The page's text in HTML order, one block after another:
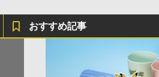
おすすめ記事